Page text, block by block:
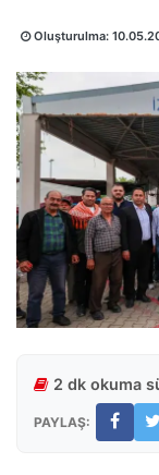
Oluşturulma:
2 dk okuma
PAYLAŞ: